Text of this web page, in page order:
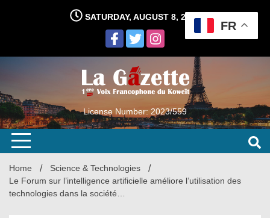
SATURDAY, AUGUST 8, 2026
License Number: 2023/559
Home
Science & Technologies
Le Forum sur l’intelligence artificielle améliore l’utilisation des
technologies dans la société…
FR